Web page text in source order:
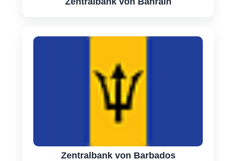
Zentralbank von Barbados